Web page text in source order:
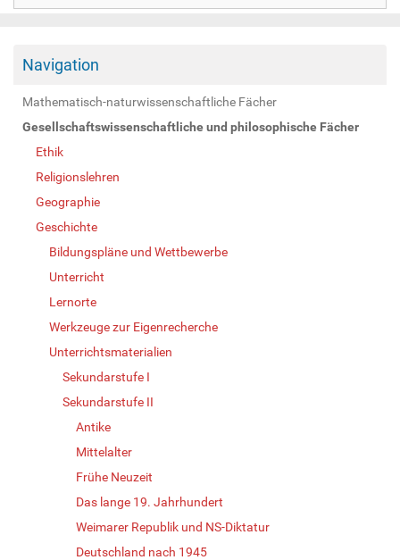
Navigation
Mathematisch-naturwissenschaftliche Fächer
Gesellschaftswissenschaftliche und philosophische Fächer
Ethik
Religionslehren
Geographie
Geschichte
Bildungspläne und Wettbewerbe
Unterricht
Lernorte
Werkzeuge zur Eigenrecherche
Unterrichtsmaterialien
Sekundarstufe I
Sekundarstufe II
Antike
Mittelalter
Frühe Neuzeit
Das lange 19. Jahrhundert
Weimarer Republik und NS-Diktatur
Deutschland nach 1945